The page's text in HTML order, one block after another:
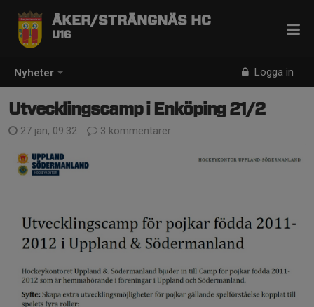
Nyheter Logga in
ÅKER/STRÄNGNÄS HC
U16
Utvecklingscamp i Enköping 21/2
27 jan, 09:32 3 kommentarer